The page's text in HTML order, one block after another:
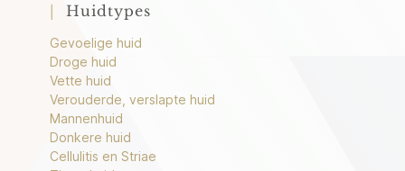
| Huidtypes
Gevoelige huid
Droge huid
Vette huid
Verouderde, verslapte huid
Mannenhuid
Donkere huid
Cellulitis en Striae